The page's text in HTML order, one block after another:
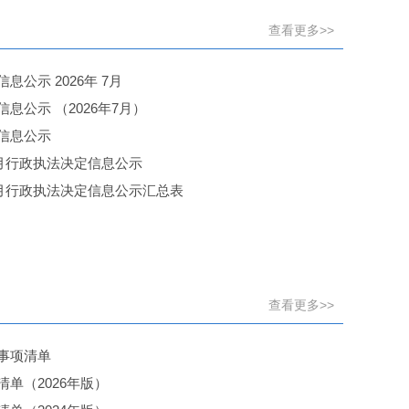
查看更多>>
息公示 2026年 7月
公示 （2026年7月）
息公示
行政执法决定信息公示
政执法决定信息公示汇总表
查看更多>>
项清单
（2026年版）